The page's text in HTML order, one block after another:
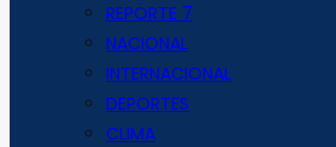
REPORTE 7
NACIONAL
INTERNACIONAL
DEPORTES
CLIMA